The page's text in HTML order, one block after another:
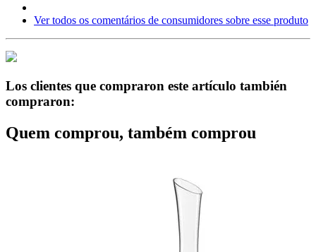
Ver todos os comentários de consumidores sobre esse produto
Los clientes que compraron este artículo también
compraron:
Quem comprou, também comprou